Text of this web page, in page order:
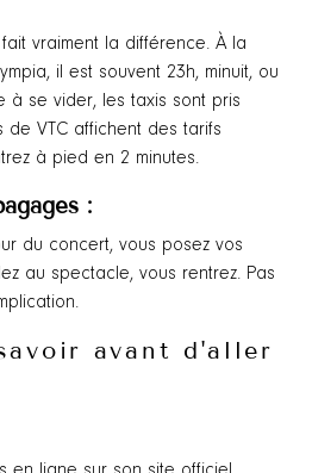
vraiment la différence. À la
il est souvent 23h, minuit, ou
à se vider, les taxis sont pris
de VTC affichent des tarifs
à pied en 2 minutes.
:
du concert, vous posez vos
au spectacle, vous rentrez. Pas
avant d'aller